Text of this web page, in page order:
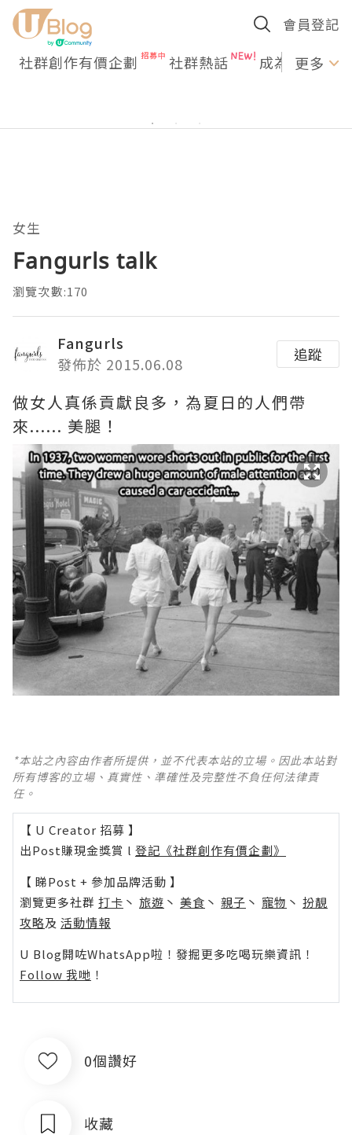
會員登記
社群創作有價企劃 社群熱話 成為U更多
女生
Fangurls talk
瀏覽次數:170
Fangurls
發佈於 2015.06.08
追蹤
做女人真係貢獻良多，為夏日的人們帶
來...... 美腿！
*本站之內容由作者所提供，並不代表本站的立場。因此本站對
所有博客的立場、真實性、準確性及完整性不負任何法律責
任。
【 U Creator 招募 】
出Post賺現金獎賞 l 登記《社群創作有價企劃》
【 睇Post + 參加品牌活動 】
瀏覽更多社群 打卡 丶 旅遊 丶 美食 丶 親子 丶 寵物 丶 扮靚
攻略及 活動情報
U Blog開咗WhatsApp啦！發掘更多吃喝玩樂資訊！
Follow 我哋 ！
0個讚好
收藏